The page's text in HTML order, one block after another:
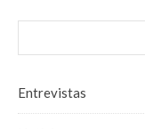
Entrevistas